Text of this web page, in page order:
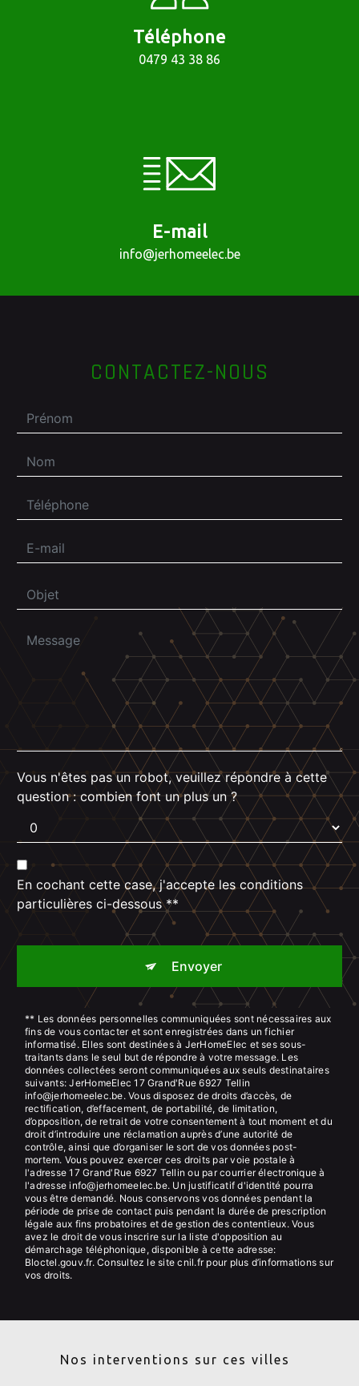
Téléphone
0479 43 38 86
E-mail
info@jerhomeelec.be
CONTACTEZ-NOUS
Vous n'êtes pas un robot, veuillez répondre à cette
question : combien font un plus un ?
En cochant cette case, j'accepte les conditions
particulières ci-dessous **
Envoyer
** Les données personnelles communiquées sont nécessaires aux
fins de vous contacter et sont enregistrées dans un fichier
informatisé. Elles sont destinées à JerHomeElec et ses sous-
traitants dans le seul but de répondre à votre message. Les
données collectées seront communiquées aux seuls destinataires
suivants: JerHomeElec 17 Grand'Rue 6927 Tellin
info@jerhomeelec.be. Vous disposez de droits d’accès, de
rectification, d’effacement, de portabilité, de limitation,
d’opposition, de retrait de votre consentement à tout moment et du
droit d’introduire une réclamation auprès d’une autorité de
contrôle, ainsi que d’organiser le sort de vos données post-
mortem. Vous pouvez exercer ces droits par voie postale à
l'adresse 17 Grand'Rue 6927 Tellin ou par courrier électronique à
l'adresse info@jerhomeelec.be. Un justificatif d'identité pourra
vous être demandé. Nous conservons vos données pendant la
période de prise de contact puis pendant la durée de prescription
légale aux fins probatoires et de gestion des contentieux. Vous
avez le droit de vous inscrire sur la liste d'opposition au
démarchage téléphonique, disponible à cette adresse:
Bloctel.gouv.fr. Consultez le site cnil.fr pour plus d’informations sur
vos droits.
Nos interventions sur ces villes